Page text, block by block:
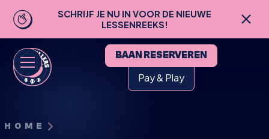
SCHRIJF JE NU IN VOOR DE NIEUWE
LESSENREEKS!
BAAN RESERVEREN
Pay & Play
HOME